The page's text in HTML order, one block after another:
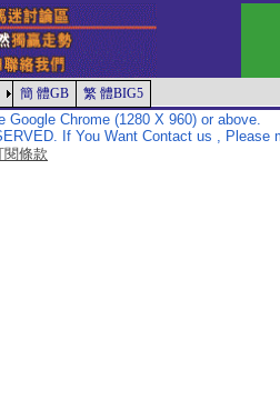
簡 體GB 繁 體BIG5
Chrome (1280 X 960) or above.
If You Want Contact us , Please
閱條款